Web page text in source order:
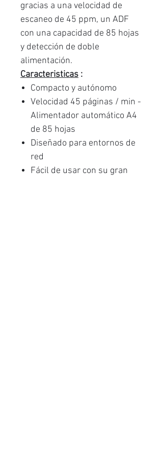
gracias a una velocidad de
escaneo de 45 ppm, un ADF
con una capacidad de 85 hojas
y detección de doble
alimentación.
Caracteristicas :
Compacto y autónomo
Velocidad 45 páginas / min -
Alimentador automático A4
de 85 hojas
Diseñado para entornos de
red
Fácil de usar con su gran